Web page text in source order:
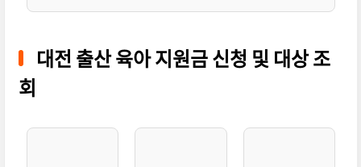
대전 출산 육아 지원금 신청 및 대상 조
회